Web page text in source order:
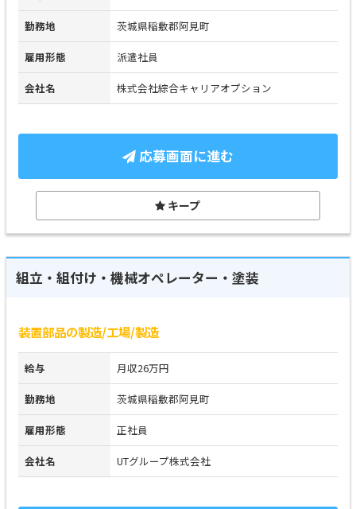
勤務地 茨城県稲敷郡阿見町
雇用形態 派遣社員
会社名 株式会社綜合キャリアオプション
応募画面に進む
キープ
組立・組付け・機械オペレーター・塗装
装置部品の製造/工場/製造
給与 月収26万円
勤務地 茨城県稲敷郡阿見町
雇用形態 正社員
会社名 UTグループ株式会社